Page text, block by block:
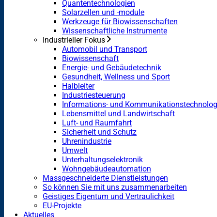
Quantentechnologien
Solarzellen und -module
Werkzeuge für Biowissenschaften
Wissenschaftliche Instrumente
Industrieller Fokus
Automobil und Transport
Biowissenschaft
Energie- und Gebäudetechnik
Gesundheit, Wellness und Sport
Halbleiter
Industriesteuerung
Informations- und
Lebensmittel und Landwirtschaft
Luft- und Raumfahrt
Sicherheit und Schutz
Uhrenindustrie
Umwelt
Unterhaltungselektronik
Wohngebäudeautomation
Massgeschneiderte Dienstleistungen
So können Sie mit uns zusammenarbeiten
Geistiges Eigentum und Vertraulichkeit
EU-Projekte
Aktuelles